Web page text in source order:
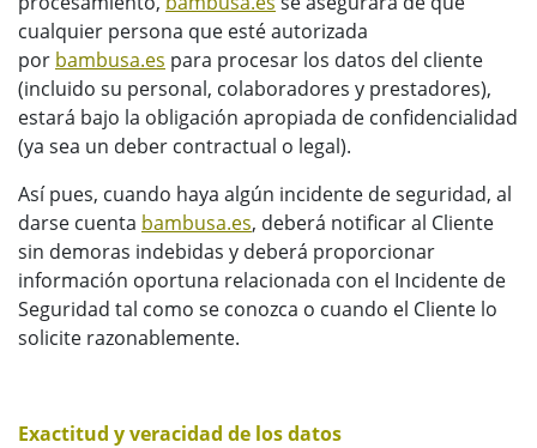
cualquier persona que esté autorizada
por bambusa.es para procesar los datos del cliente
(incluido su personal, colaboradores y prestadores),
estará bajo la obligación apropiada de confidencialidad
(ya sea un deber contractual o legal).
Así pues, cuando haya algún incidente de seguridad, al
darse cuenta bambusa.es, deberá notificar al Cliente
sin demoras indebidas y deberá proporcionar
información oportuna relacionada con el Incidente de
Seguridad tal como se conozca o cuando el Cliente lo
solicite razonablemente.
Exactitud y veracidad de los datos